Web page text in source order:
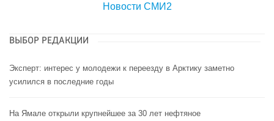
Новости СМИ2
ВЫБОР РЕДАКЦИИ
Эксперт: интерес у молодежи к переезду в Арктику заметно
усилился в последние годы
На Ямале открыли крупнейшее за 30 лет нефтяное